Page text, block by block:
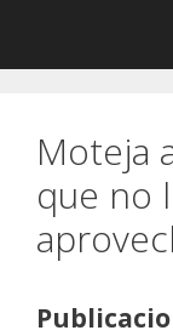
Moteja
que no